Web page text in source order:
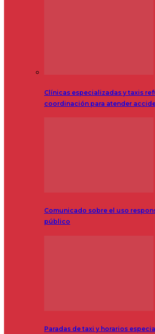
Clínicas especializadas y taxis
coordinación para atender
Comunicado sobre el uso
público
Paradas de taxi y horarios